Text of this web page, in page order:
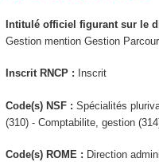
Intitulé officiel figurant sur le
Gestion mention Gestion
Inscrit RNCP: Inscrit
Code(s) NSF : Spécialités
(310) - Comptabilite, gestion
Code(s) ROME : Direction